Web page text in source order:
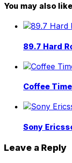
You may also
89.7 Hard
Coffee
Sony
Leave a Reply